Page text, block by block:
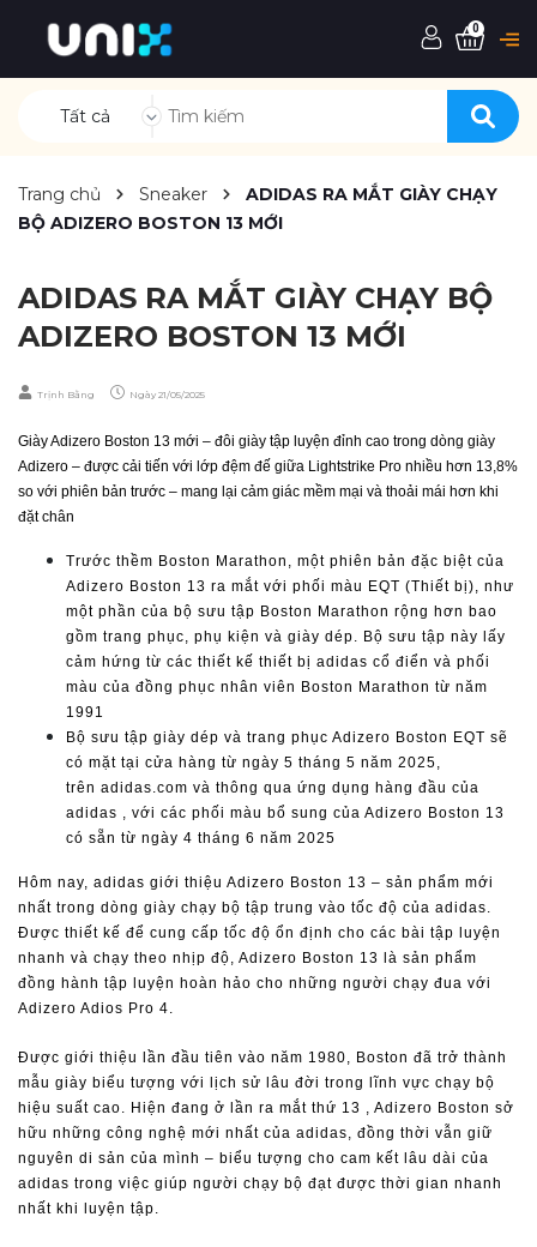
Tất cả
0
Trang chủ Sneaker
ADIDAS RA MẮT GIÀY CHẠY
BỘ ADIZERO BOSTON 13 MỚI
ADIDAS RA MẮT GIÀY CHẠY BỘ
ADIZERO BOSTON 13 MỚI
Trịnh Bằng Ngày 21/05/2025
Giày Adizero Boston 13 mới – đôi giày tập luyện đỉnh cao trong dòng giày
Adizero – được cải tiến với lớp đệm đế giữa Lightstrike Pro nhiều hơn 13,8%
so với phiên bản trước – mang lại cảm giác mềm mại và thoải mái hơn khi
đặt chân
Trước thềm Boston Marathon, một phiên bản đặc biệt của
Adizero Boston 13 ra mắt với phối màu EQT (Thiết bị), như
một phần của bộ sưu tập Boston Marathon rộng hơn bao
gồm trang phục, phụ kiện và giày dép. Bộ sưu tập này lấy
cảm hứng từ các thiết kế thiết bị adidas cổ điển và phối
màu của đồng phục nhân viên Boston Marathon từ năm
1991
Bộ sưu tập giày dép và trang phục Adizero Boston EQT sẽ
có mặt tại cửa hàng từ ngày 5 tháng 5 năm 2025,
trên adidas.com và thông qua ứng dụng hàng đầu của
adidas , với các phối màu bổ sung của Adizero Boston 13
có sẵn từ ngày 4 tháng 6 năm 2025
Hôm nay, adidas giới thiệu Adizero Boston 13 – sản phẩm mới
nhất trong dòng giày chạy bộ tập trung vào tốc độ của adidas.
Được thiết kế để cung cấp tốc độ ổn định cho các bài tập luyện
nhanh và chạy theo nhịp độ, Adizero Boston 13 là sản phẩm
đồng hành tập luyện hoàn hảo cho những người chạy đua với
Adizero Adios Pro 4.
Được giới thiệu lần đầu tiên vào năm 1980, Boston đã trở thành
mẫu giày biểu tượng với lịch sử lâu đời trong lĩnh vực chạy bộ
hiệu suất cao. Hiện đang ở lần ra mắt thứ 13 , Adizero Boston sở
hữu những công nghệ mới nhất của adidas, đồng thời vẫn giữ
nguyên di sản của mình – biểu tượng cho cam kết lâu dài của
adidas trong việc giúp người chạy bộ đạt được thời gian nhanh
nhất khi luyện tập.